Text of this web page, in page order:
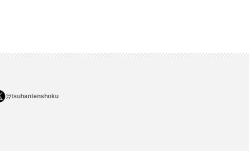
@tsuhantenshoku